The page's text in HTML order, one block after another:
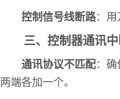
控制信号线断路：用
三、控制器通讯
通讯协议不匹配：
两端各加一个。